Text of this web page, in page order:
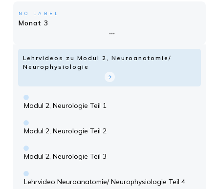
NO LABEL
Monat 3
Lehrvideos zu Modul 2, Neuroanatomie/
Neurophysiologie
Modul 2, Neurologie Teil 1
Modul 2, Neurologie Teil 2
Modul 2, Neurologie Teil 3
Lehrvideo Neuroanatomie/ Neurophysiologie Teil 4